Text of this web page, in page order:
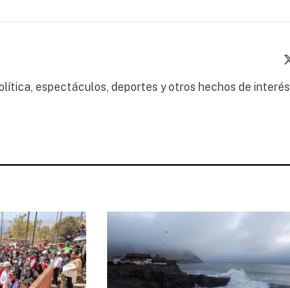
espectáculos, deportes y otros hechos de interés